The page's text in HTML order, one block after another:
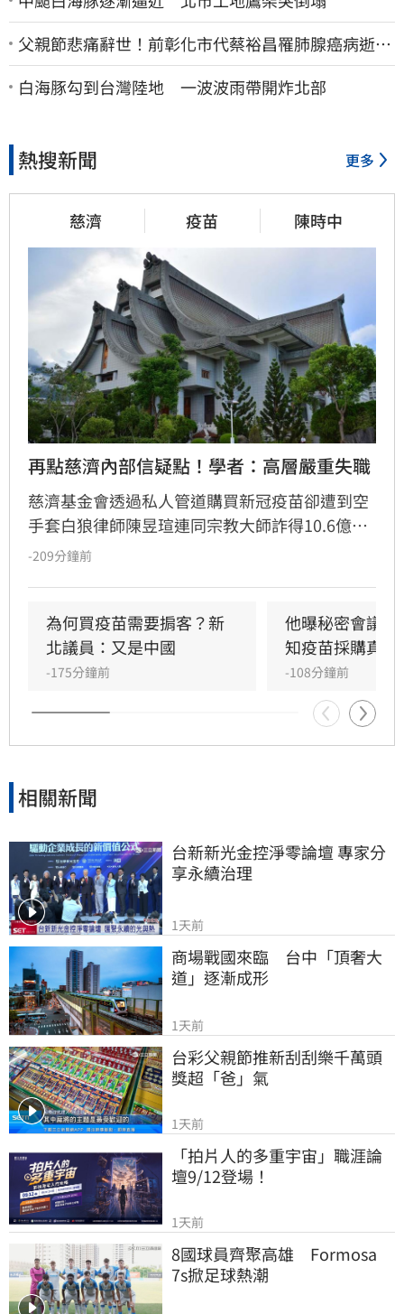
父親節悲痛辭世！前彰化市代蔡裕昌罹肺腺癌病逝
享壽71歲
白海豚勾到台灣陸地 一波波雨帶開炸北部
熱搜新聞 更多
慈濟 疫苗 陳時中
再點慈濟內部信疑點！學者：高層嚴重失職
慈濟基金會透過私人管道購買新冠疫苗卻遭到空
手套白狼律師陳昱瑄連同宗教大師詐得10.6億
元，案情曝光後引發社會熱議，紛紛質疑慈濟被
釋都暴露更多疑點，「慈濟的管理階層嚴重失
職」。他還指出其中一段關於疫苗採購價格的內
容根本不是事實，「我不知道為何慈濟高層能夠
-209分鐘前
為何買疫苗需要掮客？新
北議員：又是中國
-175分鐘前
他曝秘密會議
知疫苗採購真相
-108分鐘前
相關新聞
台新新光金控淨零論壇 專家分
享永續治理
1天前
商場戰國來臨　台中「頂奢大
道」逐漸成形
1天前
台彩父親節推新刮刮樂千萬頭
獎超「爸」氣
1天前
「拍片人的多重宇宙」職涯論
壇9/12登場！
1天前
8國球員齊聚高雄　Formosa
7s掀足球熱潮